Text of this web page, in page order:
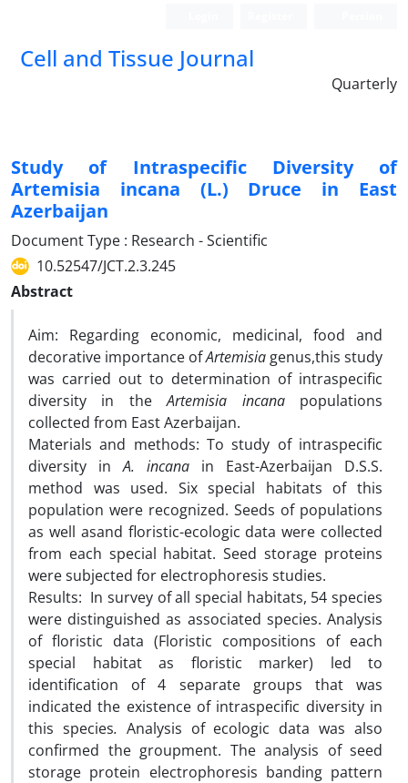
Cell and Tissue Journal
Quarterly
Study of Intraspecific Diversity of
Artemisia incana (L.) Druce in East
Azerbaijan
Document Type : Research - Scientific
10.52547/JCT.2.3.245
Abstract
Aim: Regarding economic, medicinal, food and
decorative importance ofArtemisia genus,this study
was carried out to determination of intraspecific
diversity in theArtemisia incanapopulations
collected from East Azerbaijan.
Materials and methods: To study of intraspecific
diversity inA. incana in East-Azerbaijan D.S.S.
method was used. Six special habitats of this
population were recognized. Seeds of populations
as well asand floristic-ecologic data were collected
from each special habitat. Seed storage proteins
were subjected for electrophoresis studies.
Results: In survey of all special habitats, 54 species
were distinguished as associated species. Analysis
of floristic data (Floristic compositions of each
special habitat as floristic marker) led to
identification of 4 separate groups that was
indicated the existence of intraspecific diversity in
this species. Analysis of ecologic data was also
confirmed the groupment. The analysis of seed
storage protein electrophoresis banding pattern